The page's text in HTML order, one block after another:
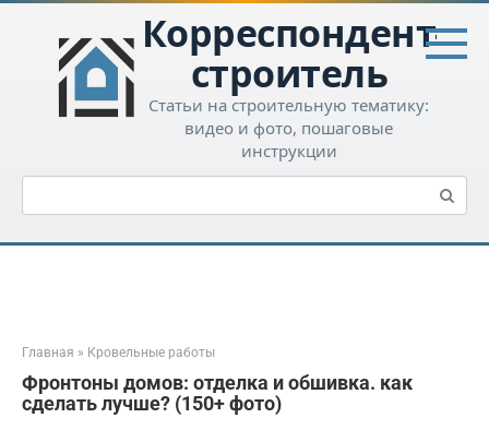
Перейти
контенту
Корреспондент-
строитель
Статьи на строительную тематику:
видео и фото, пошаговые
инструкции
Поиск:
Главная » Кровельные работы
Фронтоны домов: отделка и обшивка. как
сделать лучше? (150+ фото)